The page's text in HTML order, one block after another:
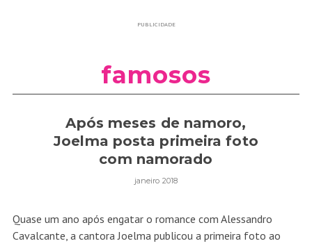
PUBLICIDADE
famosos
Após meses de namoro,
Joelma posta primeira foto
com namorado
janeiro 2018
Quase um ano após engatar o romance com Alessandro
Cavalcante, a cantora Joelma publicou a primeira foto ao